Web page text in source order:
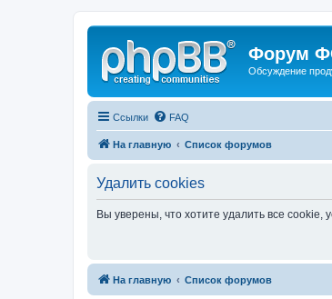
Форум
Обсуждение
Ссылки FAQ
На главную Список форумов
Удалить cookies
Вы уверены, что хотите удалить все
На главную Список форумов